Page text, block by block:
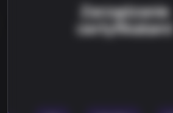
Zarządzanie
certyfikatami